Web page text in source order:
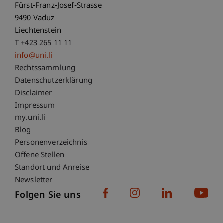
Fürst-Franz-Josef-Strasse
9490 Vaduz
Liechtenstein
T +423 265 11 11
info@uni.li
Fußzeile Rechtliche Hinweise
Rechtssammlung
Datenschutzerklärung
Disclaimer
Impressum
Fußzeile Subdomain-Verzeichnis
my.uni.li
Blog
Personenverzeichnis
Offene Stellen
Standort und Anreise
Newsletter
Folgen Sie uns